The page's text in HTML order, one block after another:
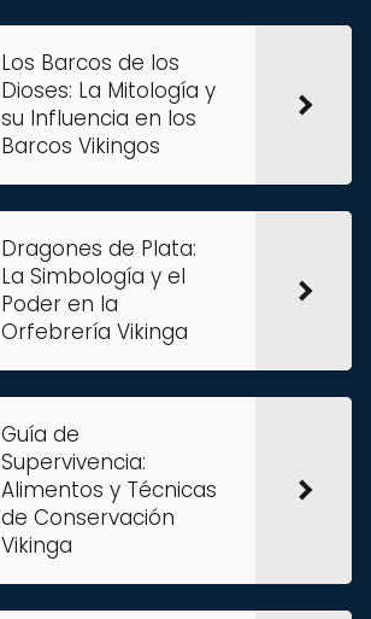
Los Barcos de los
Dioses: La Mitología y
su Influencia en los
Barcos Vikingos
Dragones de Plata:
La Simbología y el
Poder en la
Orfebrería Vikinga
Guía de
Supervivencia:
Alimentos y Técnicas
de Conservación
Vikinga